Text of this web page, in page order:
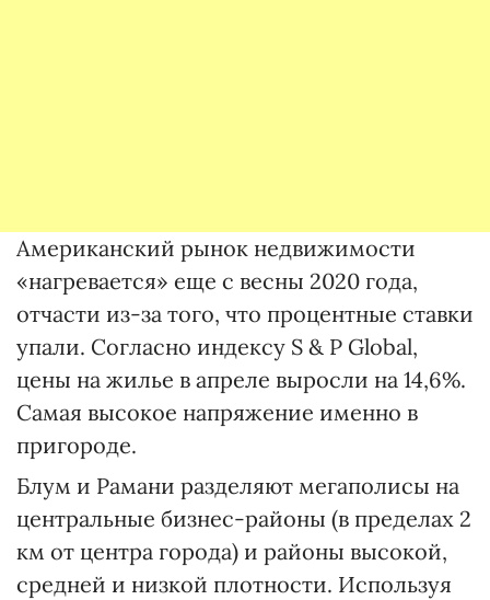
Американский рынок недвижимости
«нагревается» еще с весны 2020 года,
отчасти из-за того, что процентные ставки
упали. Согласно индексу S & P Global,
цены на жилье в апреле выросли на 14,6%.
Самая высокое напряжение именно в
пригороде.
Блум и Рамани разделяют мегаполисы на
центральные бизнес-районы (в пределах 2
км от центра города) и районы высокой,
средней и низкой плотности. Используя